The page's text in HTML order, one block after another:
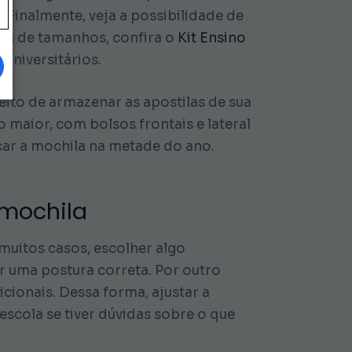
veja a possibilidade de
de tamanhos, confira o Kit Ensino
universitários.
de armazenar as apostilas de sua
maior, com bolsos frontais e lateral
a mochila na metade do ano.
casos, escolher algo
uma postura correta. Por outro
Dessa forma, ajustar a
se tiver dúvidas sobre o que